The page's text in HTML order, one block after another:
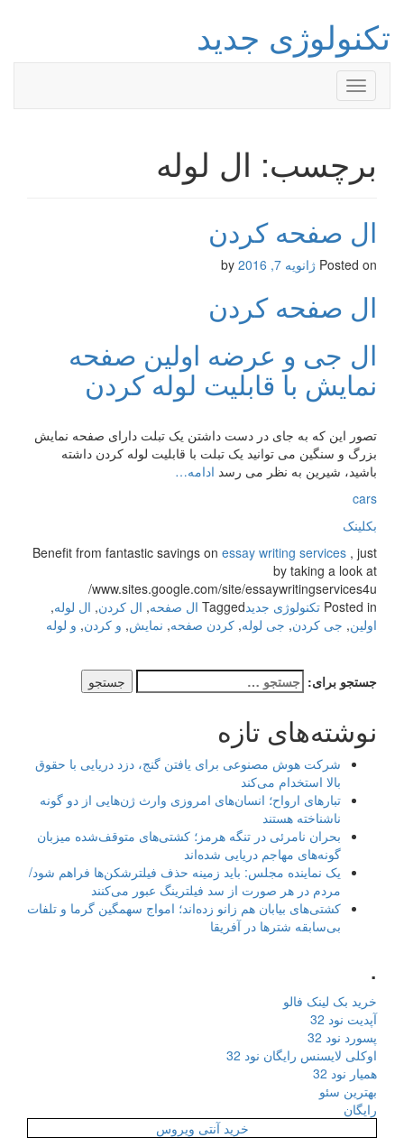
تکنولوژی جدید
Toggle
navigation
برچسب: ال لوله
ال صفحه کردن
Posted on ژانویه 7, 2016
ال صفحه کردن
ال جی و عرضه اولین صفحه
نمایش با قابلیت لوله کردن
تصور این که به جای در دست داشتن یک تبلت دارای صفحه نمایش
بزرگ و سنگین می توانید یک تبلت با قابلیت لوله کردن داشته
باشید، شیرین به نظر می رسد ادامه…
cars
بکلینک
Benefit from fantastic savings on essay writing services , just
by taking a look at
www.sites.google.com/site/essaywritingservices4u/
Posted in تکنولوژی جدیدTagged ال صفحه, ال کردن, ال لوله,
اولین, جی کردن, جی لوله, کردن صفحه, نمایش, و کردن, و لوله
جستجو برای:
نوشته‌های تازه
شرکت هوش مصنوعی برای یافتن گنج، دزد دریایی با حقوق
بالا استخدام می‌کند
تبارهای ارواح؛ انسان‌های امروزی وارث ژن‌هایی از دو گونه
ناشناخته هستند
بحران نامرئی در تنگه هرمز؛ کشتی‌های متوقف‌شده میزبان
گونه‌های مهاجم دریایی شده‌اند
یک نماینده مجلس: باید زمینه حذف فیلترشکن‌ها فراهم شود/
مردم در هر صورت از سد فیلترینگ عبور می‌کنند
کشتی‌های بیابان هم زانو زده‌اند؛ امواج سهمگین گرما و تلفات
بی‌سابقه شترها در آفریقا
.
خرید بک لینک فالو
آپدیت نود 32
پسورد نود 32
اوکلی لایسنس رایگان نود 32
همیار نود 32
بهترین سئو
رایگان
خرید آنتی ویروس